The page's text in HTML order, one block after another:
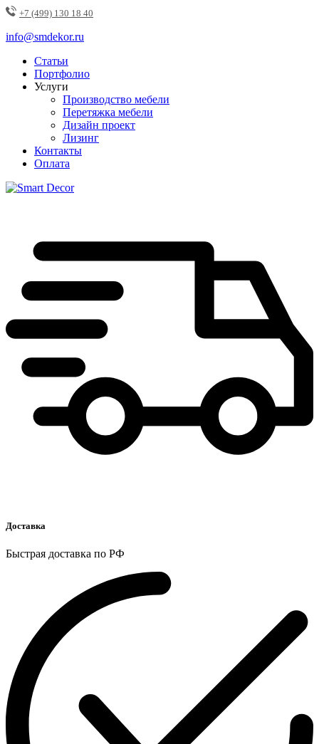
+7 (499) 130 18 40
info@smdekor.ru
Статьи
Портфолио
Услуги
Производство мебели
Перетяжка мебели
Дизайн проект
Лизинг
Контакты
Оплата
Доставка
Быстрая доставка по РФ